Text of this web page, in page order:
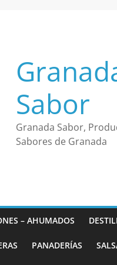
Sabor
Granada Sabor,
Sabores de Granada
– AHUMADOS
PANADERÍAS